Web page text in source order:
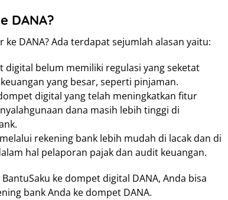
DANA?
ke DANA? Ada terdapat sejumlah alasan yaitu:
digital belum memiliki regulasi yang seketat
yang besar, seperti pinjaman.
digital yang telah meningkatkan fitur
dana masih lebih tinggi di
rekening bank lebih mudah di lacak dan di
hal pelaporan pajak dan audit keuangan.
ke dompet digital DANA, Anda bisa
bank Anda ke dompet DANA.